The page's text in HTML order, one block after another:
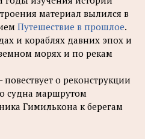
материал вылился в
Путешествие в прошлое.
и кораблях давних эпох и
морях и по рекам
о реконструкции
судна маршрутом
Гимилькона к берегам